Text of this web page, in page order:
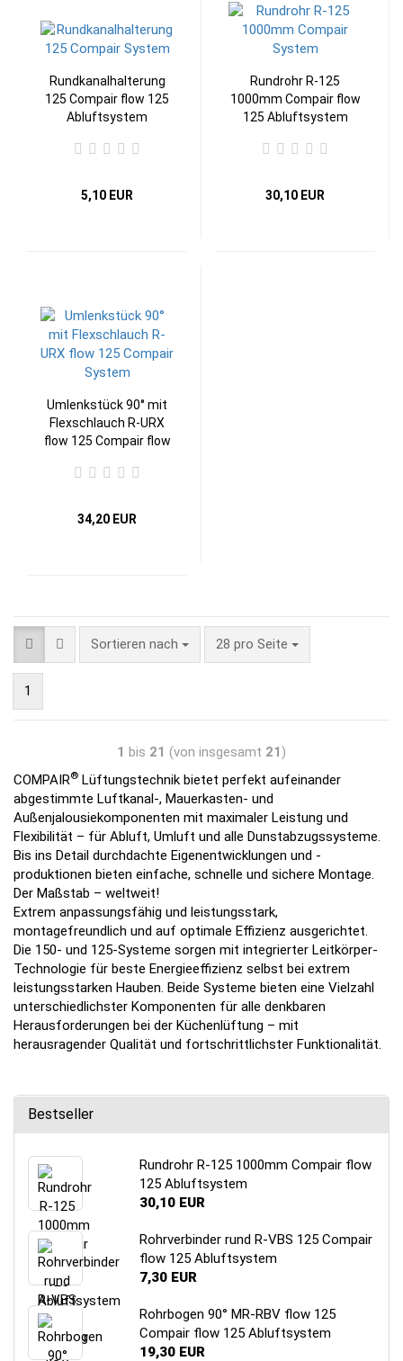
Rundkanalhalterung
125 Compair flow 125
Abluftsystem
5,10 EUR
Rundrohr R-125
1000mm Compair flow
125 Abluftsystem
30,10 EUR
Umlenkstück 90° mit
Flexschlauch R-URX
flow 125 Compair flow
34,20 EUR
Sortieren nach 28 pro Seite
1
1 bis 21 (von insgesamt 21)
COMPAIR® Lüftungstechnik bietet perfekt aufeinander
abgestimmte Luftkanal-, Mauerkasten- und
Außenjalousiekomponenten mit maximaler Leistung und
Flexibilität – für Abluft, Umluft und alle Dunstabzugssysteme.
Bis ins Detail durchdachte Eigenentwicklungen und -
produktionen bieten einfache, schnelle und sichere Montage.
Der Maßstab – weltweit!
Extrem anpassungsfähig und leistungsstark,
montagefreundlich und auf optimale Effizienz ausgerichtet.
Die 150- und 125-Systeme sorgen mit integrierter Leitkörper-
Technologie für beste Energieeffizienz selbst bei extrem
leistungsstarken Hauben. Beide Systeme bieten eine Vielzahl
unterschiedlichster Komponenten für alle denkbaren
Herausforderungen bei der Küchenlüftung – mit
herausragender Qualität und fortschrittlichster Funktionalität.
Bestseller
Rundrohr R-125 1000mm Compair flow
125 Abluftsystem
30,10 EUR
Rohrverbinder rund R-VBS 125 Compair
flow 125 Abluftsystem
7,30 EUR
Rohrbogen 90° MR-RBV flow 125
Compair flow 125 Abluftsystem
19,30 EUR